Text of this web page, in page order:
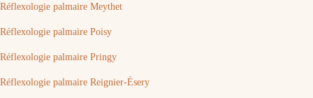
Réflexologie palmaire Meythet
Réflexologie palmaire Poisy
Réflexologie palmaire Pringy
Réflexologie palmaire Reignier-Ésery